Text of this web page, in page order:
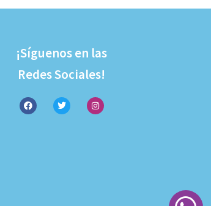
¡Síguenos en las
Redes Sociales!